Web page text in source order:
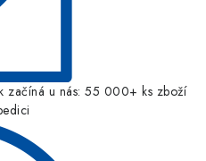
začíná u nás: 55 000+ ks zboží